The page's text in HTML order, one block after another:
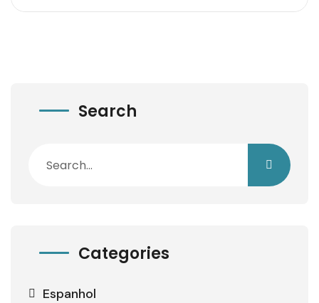
Search
Categories
Espanhol